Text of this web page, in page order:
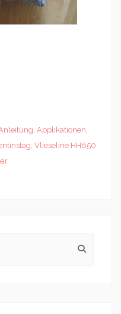
, Applikationen,
, Vlieseline HH650